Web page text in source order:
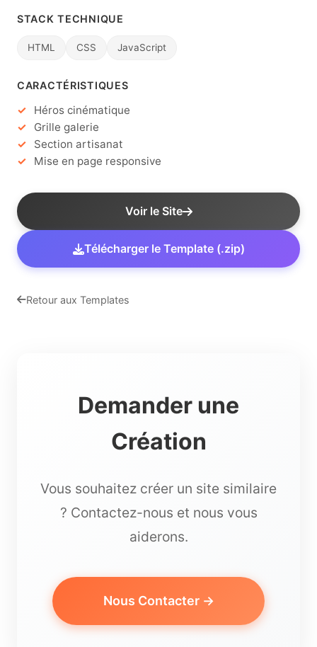
STACK TECHNIQUE
HTML CSS JavaScript
CARACTÉRISTIQUES
Héros cinématique
Grille galerie
Section artisanat
Mise en page responsive
Voir le Site
Télécharger le Template (.zip)
Retour aux Templates
Demander une
Création
Vous souhaitez créer un site similaire
? Contactez-nous et nous vous
aiderons.
Nous Contacter →